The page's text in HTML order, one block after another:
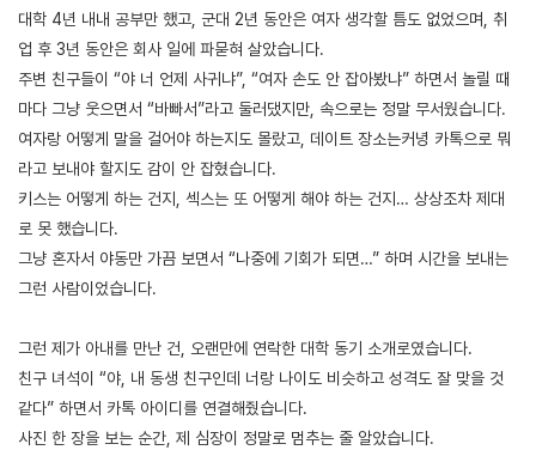
대학 4년 내내 공부만 했고, 군대 2년 동안은 여자 생각할 틈도 없었으며, 취
업 후 3년 동안은 회사 일에 파묻혀 살았습니다.
주변 친구들이 “야 너 언제 사귀냐”, “여자 손도 안 잡아봤냐” 하면서 놀릴 때
마다 그냥 웃으면서 “바빠서”라고 둘러댔지만, 속으로는 정말 무서웠습니다.
여자랑 어떻게 말을 걸어야 하는지도 몰랐고, 데이트 장소는커녕 카톡으로 뭐
라고 보내야 할지도 감이 안 잡혔습니다.
키스는 어떻게 하는 건지, 섹스는 또 어떻게 해야 하는 건지… 상상조차 제대
로 못 했습니다.
그냥 혼자서 야동만 가끔 보면서 “나중에 기회가 되면…” 하며 시간을 보내는
그런 사람이었습니다.
그런 제가 아내를 만난 건, 오랜만에 연락한 대학 동기 소개로였습니다.
친구 녀석이 “야, 내 동생 친구인데 너랑 나이도 비슷하고 성격도 잘 맞을 것
같다” 하면서 카톡 아이디를 연결해줬습니다.
사진 한 장을 보는 순간, 제 심장이 정말로 멈추는 줄 알았습니다.